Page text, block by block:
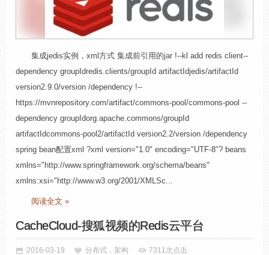
集成jedis实例，xml方式 集成前引用的jar !--kl add redis client--
dependency groupIdredis.clients/groupId artifactIdjedis/artifactId
version2.9.0/version /dependency !--
https://mvnrepository.com/artifact/commons-pool/commons-pool --
dependency groupIdorg.apache.commons/groupId
artifactIdcommons-pool2/artifactId version2.2/version /dependency
spring bean配置xml ?xml version="1.0" encoding="UTF-8"? beans
xmlns="http://www.springframework.org/schema/beans"
xmlns:xsi="http://www.w3.org/2001/XMLSc...
阅读全文 »
CacheCloud-搜狐视频的Redis云平台
2016-03-19 分布式，架构 7311次点击